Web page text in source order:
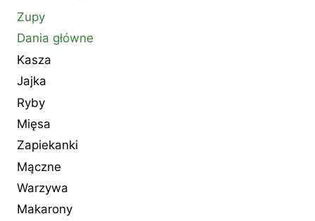
Zupy
Dania główne
Kasza
Jajka
Ryby
Mięsa
Zapiekanki
Mączne
Warzywa
Makarony